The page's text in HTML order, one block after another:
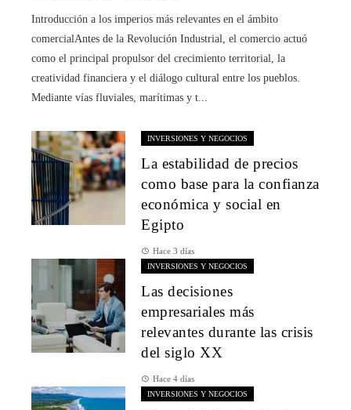
Introducción a los imperios más relevantes en el ámbito
comercialAntes de la Revolución Industrial, el comercio actuó
como el principal propulsor del crecimiento territorial, la
creatividad financiera y el diálogo cultural entre los pueblos.
Mediante vías fluviales, marítimas y t...
INVERSIONES Y NEGOCIOS
La estabilidad de precios
como base para la confianza
económica y social en
Egipto
Hace 3 días
INVERSIONES Y NEGOCIOS
Las decisiones
empresariales más
relevantes durante las crisis
del siglo XX
Hace 4 días
INVERSIONES Y NEGOCIOS